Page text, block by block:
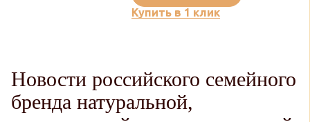
Купить в 1 клик
Новости российского семейного
бренда натуральной,